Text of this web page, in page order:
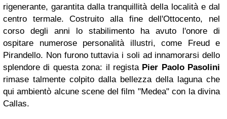
rigenerante, garantita dalla tranquillità della località e dal
centro termale. Costruito alla fine dell'Ottocento, nel
corso degli anni lo stabilimento ha avuto l'onore di
ospitare numerose personalità illustri, come Freud e
Pirandello. Non furono tuttavia i soli ad innamorarsi dello
splendore di questa zona: il regista Pier Paolo Pasolini
rimase talmente colpito dalla bellezza della laguna che
qui ambientò alcune scene del film "Medea" con la divina
Callas.